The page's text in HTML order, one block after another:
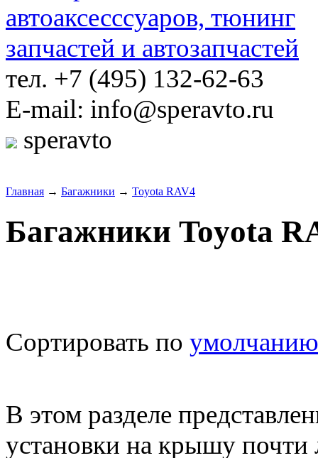
тел. +7 (495) 132-62-63
E-mail: info@speravto.ru
speravto
Главная → Багажники → Toyota RAV4
Багажники Toyota
Сортировать по умолчанию
В этом разделе
установки на крышу